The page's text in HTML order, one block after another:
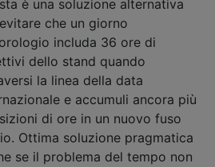
è una soluzione alternativa
che un giorno
includa 36 ore di
dello stand quando
la linea della data
e accumuli ancora più
di ore in un nuovo fuso
Ottima soluzione pragmatica
se il problema del tempo non